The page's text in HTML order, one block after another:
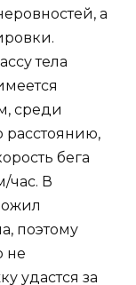
а
тела
среди
расстоянию,
бега
час. В
поэтому
не
удастся за